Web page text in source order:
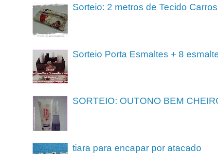
Sorteio: 2 metros de Tecido Carros
Sorteio Porta Esmaltes + 8
SORTEIO: OUTONO BEM
tiara para encapar por atacado